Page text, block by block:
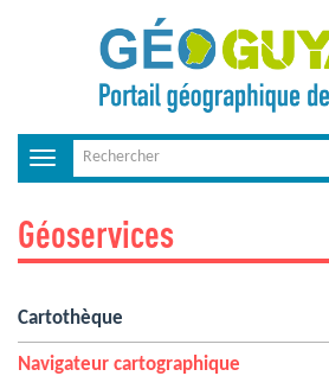
Toggle
navigation
Géoservices
Cartothèque
Navigateur cartographique